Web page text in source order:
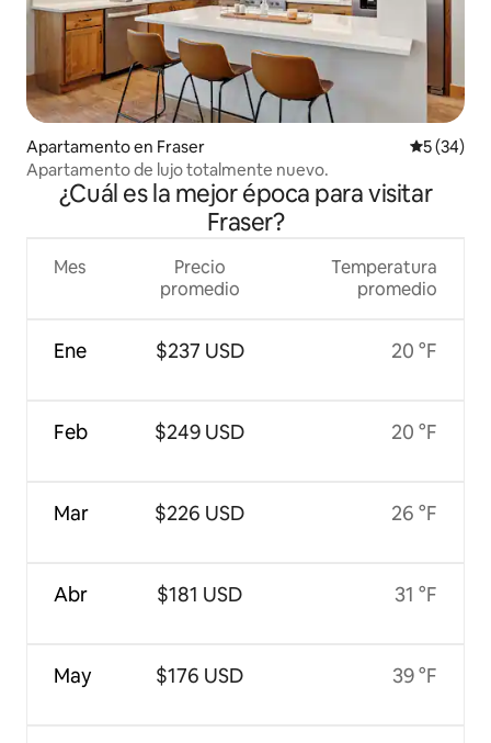
Apartamento en Fraser
5 (34)
Apartamento de lujo totalmente nuevo.
¿Cuál es la mejor época para visitar
Fraser?
Mes
Ene
Feb
Mar
Abr
May
Precio
promedio
$237 USD
$249 USD
$226 USD
$181 USD
$176 USD
Temperatura
promedio
20 °F
20 °F
26 °F
31 °F
39 °F